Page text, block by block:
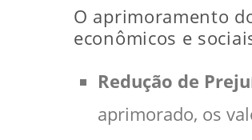
O aprimoramento
econômicos e
Redução de
aprimorado, os